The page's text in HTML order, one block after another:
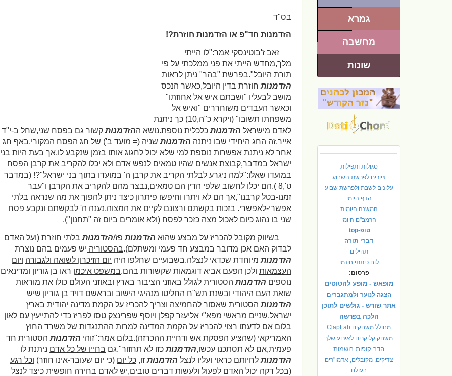
גמרא
מחשבה
שונות
סגולות ותפילות
ציורים לפרשת השבוע
עלונים לשבת ולפרשת שבוע
הדף היומי
המשנה היומית
הרמב"ם היומי
טופ-top
דברי תורה
תהילים
לוח כיתתי חינמי
פרסום:
מופאש - מופע להטוטים
הצגה לנוער ולמתגברים
אתר שורש - גולשים לתוכן
הלכה בפרשה
מחולל משחקים ClapLab
משחק קליקרים לאירוע שלך
הדר קופות רושמות
צדיקים, מקובלים, אדמו"רים
בעולם
בס"ד
הזדמנות חד"פ או הזדמנות חוזרת?!
זאב ז'בוטינסקי אמר:"לו הייתי
מלך,מחדש הייתי את פני ממלכתי על פי
תורת היובל".בפרשת "בהר" ניתן לראות
הזדמנותחוזרת בדין היובל,כאשר הנכס
מושב לבעליו "ושבתם איש אל אחוזתו"
וכאשר העבדים משוחררים "ואיש אל
משפחתו תשובו" (ויקרא כ"ה,10) כך ניתנת
לאדם מישראל הזדמנותכלכלית נוספת.נושא ההזדמנותקשור גם בפסח שני,שחל ב-י"ד
אייר,זה החג היחידי שבו ניתנה הזדמנות שניה (= מועד ב') של חג הפסח המקורי.באף חג
אחר לא ניתנת אפשרות נוספת למי שלא יכול לחגוג אותו בזמן שנקבע לו,אך בעת היות בני
ישראל במדבר,קבוצת אנשים שהיו טמאים לנפש אדם ולא יכלו להקריב את קרבן הפסח
במועדו שאלו:"למה ניגרע לבלתי הקריב את קרבן ה' במועדו בתוך בני ישראל"?! (במדבר
ט',8 ).הם יכלו לחשוב שלפי הדין הם טמאים,נבצר מהם להקריב את הקרבן ו"עבר
זמנו-בטל קרבנו",אך הם לא ויתרו וחיפשו פיתרון כיצד ניתן להפוך את מה שנראה בלתי
אפשרי-לאפשרי. בזכות בקשתם ורצונם לקיים את המצוה,נענה ה' לבקשתם ונקבע פסח
שני בו נהוג כיום לאכול מצה כזכר לפסח (ולא אומרים ביום זה "תחנון").
בשיווק מקובל להכריז על מבצע שהוא הזדמנות פז/הזדמנות בלתי חוזרת (ועל האדם
לבדוק האם אכן מדובר במבצע חד פעמי ומשתלם).בהסטוריה יש פעמים בהם נוצרת
הזדמנות מיוחדת שכדאי לנצלה.בשבועיים שחלפו היה יום הזיכרון לשואה ולגבורה ויום
העצמאות ולכן הפעם אביא דוגמאות שקשורות בהם.במשפט איכמן ראו בן גוריון ומדינאים
נוספים הזדמנות הסטורית לגולל באוזני הציבור בארץ ובאוזני העולם כולו את מוראות
שואת העם היהודי ובשנת תש"ח החליטו מנהיגי הישוב ובראשם דויד בן גוריון שיש
הזדמנות הסטורית שאסור להחמיצה וצריך להכריז על הקמת מדינה יהודית בארץ
ישראל.שניים מראשי מפא"י אליעזר קפלן ויוסף שפרינצק טסו לפריז כדי להתייעץ עם לאון
בלום אם לדעתו רצוי להכריז על הקמת המדינה למרות ההתנגדות של משרד החוץ
האמריקאי (שהציע הפסקת אש ודחיית ההכרזה).בלום אמר:"זוהי הזדמנות הסטורית חד
פעמית,אם לא תסתכנו עכשו,הזדמנות כזו לא תחזור".גם בחייו של כל אדם ניתנת לו
הזדמנות לחיותם כראוי ועליו לנצל הזדמנות זו, כל יום (כי יום שעובר-אינו חוזר) וכל רגע
(בכל דקה יכול האדם לפעול ולעשות דברים טובים,יש לאדם בחירה חופשית כיצד לנצל